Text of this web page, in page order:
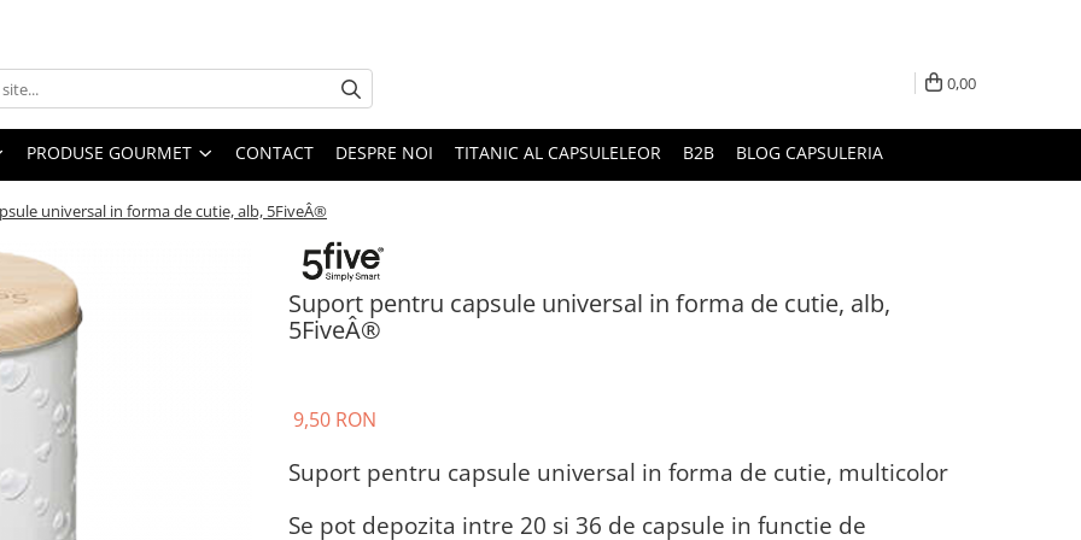
0,00
PRODUSE GOURMET CONTACT DESPRE NOI TITANIC AL CAPSULELEOR B2B BLOG CAPSULERIA
universal in forma de cutie, alb, 5FiveÂ®
Suport pentru capsule universal in forma de cutie, alb,
5FiveÂ®
9,50 RON
Suport pentru capsule universal in forma de cutie, multicolor
Se pot depozita intre 20 si 36 de capsule in functie de